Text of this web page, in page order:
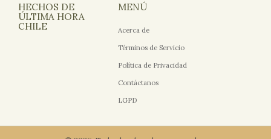
HECHOS DE
ÚLTIMA HORA
CHILE
MENÚ
Acerca de
Términos de Servicio
Política de Privacidad
Contáctanos
LGPD